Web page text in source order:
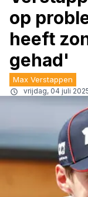
op
heeft
gehad'
Max Verstappen
vrijdag, 04 juli